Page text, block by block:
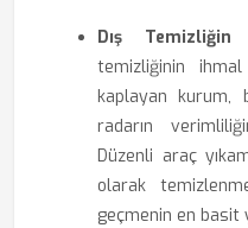
Dış Temizliğin
temizliğinin
kaplayan kurum,
radarın
Düzenli araç
olarak
geçmenin en basit